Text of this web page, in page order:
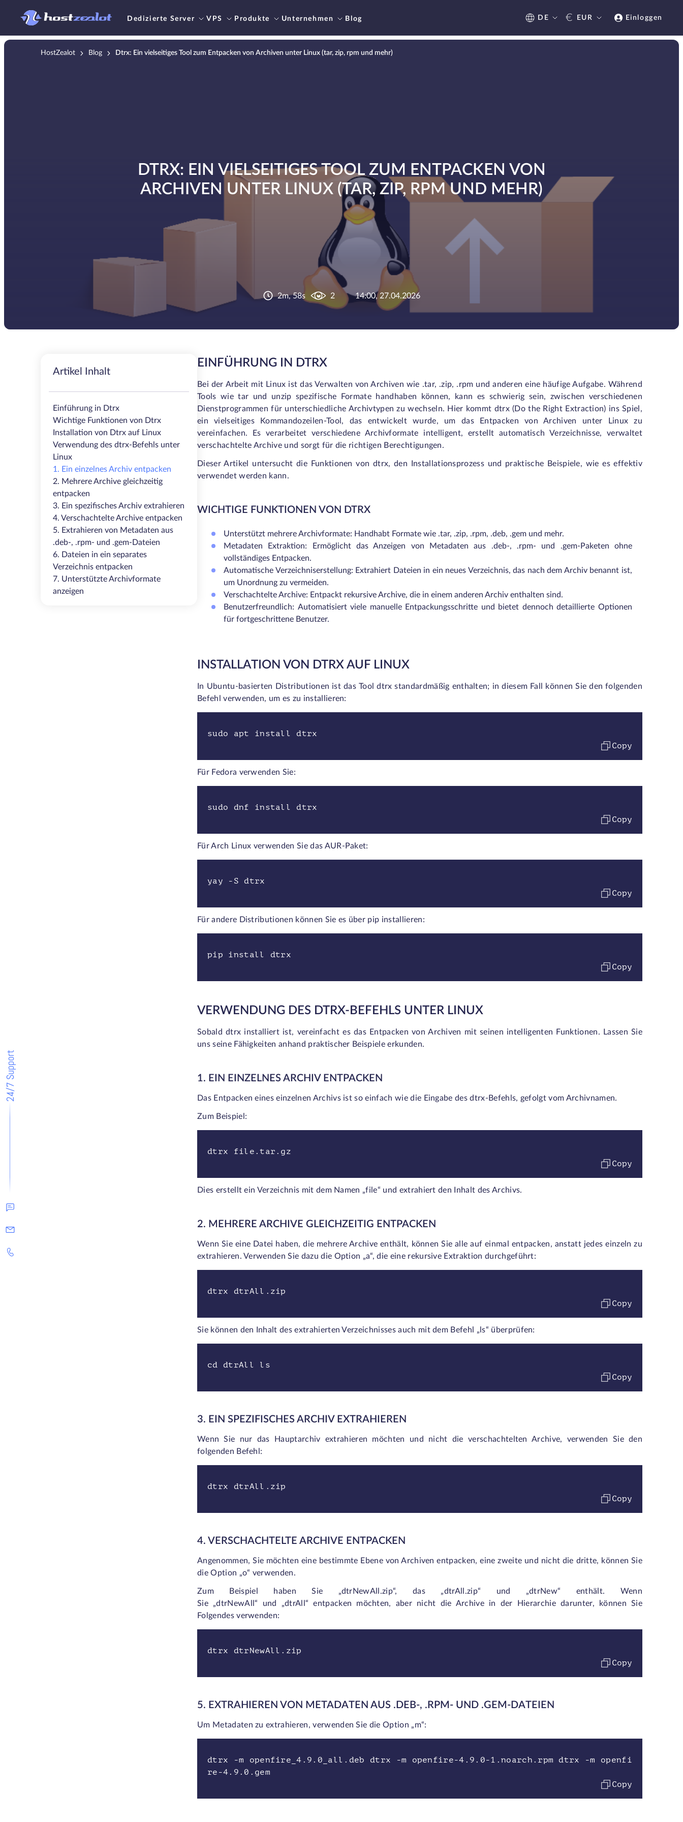
Dedizierte Server VPS Produkte Unternehmen Blog DE € EUR Einloggen
24/7 Support
HostZealot Blog Dtrx: Ein vielseitiges Tool zum Entpacken von Archiven unter Linux (tar, zip, rpm und mehr)
DTRX: EIN VIELSEITIGES TOOL ZUM ENTPACKEN VON
ARCHIVEN UNTER LINUX (TAR, ZIP, RPM UND MEHR)
2m, 58s 2 14:00, 27.04.2026
Artikel Inhalt
Einführung in Dtrx
Wichtige Funktionen von Dtrx
Installation von Dtrx auf Linux
Verwendung des dtrx-Befehls unter
Linux
1. Ein einzelnes Archiv entpacken
2. Mehrere Archive gleichzeitig
entpacken
3. Ein spezifisches Archiv extrahieren
4. Verschachtelte Archive entpacken
5. Extrahieren von Metadaten aus
.deb-, .rpm- und .gem-Dateien
6. Dateien in ein separates
Verzeichnis entpacken
7. Unterstützte Archivformate
anzeigen
EINFÜHRUNG IN DTRX
Bei der Arbeit mit Linux ist das Verwalten von Archiven wie .tar, .zip, .rpm und anderen eine häufige Aufgabe. Während
Tools wie tar und unzip spezifische Formate handhaben können, kann es schwierig sein, zwischen verschiedenen
Dienstprogrammen für unterschiedliche Archivtypen zu wechseln. Hier kommt dtrx (Do the Right Extraction) ins Spiel,
ein vielseitiges Kommandozeilen-Tool, das entwickelt wurde, um das Entpacken von Archiven unter Linux zu
vereinfachen. Es verarbeitet verschiedene Archivformate intelligent, erstellt automatisch Verzeichnisse, verwaltet
verschachtelte Archive und sorgt für die richtigen Berechtigungen.
Dieser Artikel untersucht die Funktionen von dtrx, den Installationsprozess und praktische Beispiele, wie es effektiv
verwendet werden kann.
WICHTIGE FUNKTIONEN VON DTRX
Unterstützt mehrere Archivformate: Handhabt Formate wie .tar, .zip, .rpm, .deb, .gem und mehr.
Metadaten Extraktion: Ermöglicht das Anzeigen von Metadaten aus .deb-, .rpm- und .gem-Paketen ohne
vollständiges Entpacken.
Automatische Verzeichniserstellung: Extrahiert Dateien in ein neues Verzeichnis, das nach dem Archiv benannt ist,
um Unordnung zu vermeiden.
Verschachtelte Archive: Entpackt rekursive Archive, die in einem anderen Archiv enthalten sind.
Benutzerfreundlich: Automatisiert viele manuelle Entpackungsschritte und bietet dennoch detaillierte Optionen
für fortgeschrittene Benutzer.
INSTALLATION VON DTRX AUF LINUX
In Ubuntu-basierten Distributionen ist das Tool dtrx standardmäßig enthalten; in diesem Fall können Sie den folgenden
Befehl verwenden, um es zu installieren:
sudo apt install dtrx
Copy
Für Fedora verwenden Sie:
sudo dnf install dtrx
Copy
Für Arch Linux verwenden Sie das AUR-Paket:
yay -S dtrx
Copy
Für andere Distributionen können Sie es über pip installieren:
pip install dtrx
Copy
VERWENDUNG DES DTRX-BEFEHLS UNTER LINUX
Sobald dtrx installiert ist, vereinfacht es das Entpacken von Archiven mit seinen intelligenten Funktionen. Lassen Sie
uns seine Fähigkeiten anhand praktischer Beispiele erkunden.
1. EIN EINZELNES ARCHIV ENTPACKEN
Das Entpacken eines einzelnen Archivs ist so einfach wie die Eingabe des dtrx-Befehls, gefolgt vom Archivnamen.
Zum Beispiel:
dtrx file.tar.gz
Copy
Dies erstellt ein Verzeichnis mit dem Namen „file“ und extrahiert den Inhalt des Archivs.
2. MEHRERE ARCHIVE GLEICHZEITIG ENTPACKEN
Wenn Sie eine Datei haben, die mehrere Archive enthält, können Sie alle auf einmal entpacken, anstatt jedes einzeln zu
extrahieren. Verwenden Sie dazu die Option „a“, die eine rekursive Extraktion durchgeführt:
dtrx dtrAll.zip
Copy
Sie können den Inhalt des extrahierten Verzeichnisses auch mit dem Befehl „ls“ überprüfen:
cd dtrAll ls
Copy
3. EIN SPEZIFISCHES ARCHIV EXTRAHIEREN
Wenn Sie nur das Hauptarchiv extrahieren möchten und nicht die verschachtelten Archive, verwenden Sie den
folgenden Befehl:
dtrx dtrAll.zip
Copy
4. VERSCHACHTELTE ARCHIVE ENTPACKEN
Angenommen, Sie möchten eine bestimmte Ebene von Archiven entpacken, eine zweite und nicht die dritte, können Sie
die Option „o“ verwenden.
Zum Beispiel haben Sie „dtrNewAll.zip“, das „dtrAll.zip“ und „dtrNew“
enthält. Wenn
Sie
„dtrNewAll“ und „dtrAll“
entpacken möchten, aber nicht die Archive in der Hierarchie darunter, können Sie
Folgendes verwenden:
dtrx dtrNewAll.zip
Copy
5. EXTRAHIEREN VON METADATEN AUS .DEB-, .RPM- UND .GEM-DATEIEN
Um Metadaten zu extrahieren, verwenden Sie die Option „m“:
dtrx -m openfire_4.9.0_all.deb dtrx -m openfire-4.9.0-1.noarch.rpm dtrx -m openfi
re-4.9.0.gem
Copy